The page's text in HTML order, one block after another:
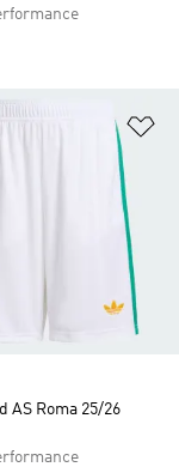
de produits
AS Roma 25/26